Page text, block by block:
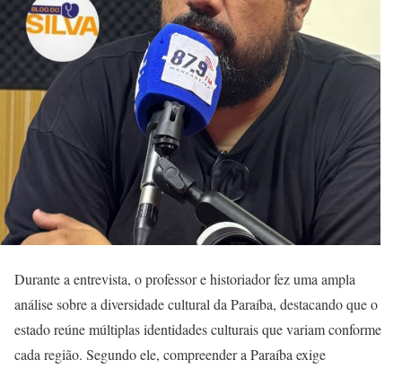
Durante a entrevista, o professor e historiador fez uma ampla
análise sobre a diversidade cultural da Paraíba, destacando que o
estado reúne múltiplas identidades culturais que variam conforme
cada região. Segundo ele, compreender a Paraíba exige